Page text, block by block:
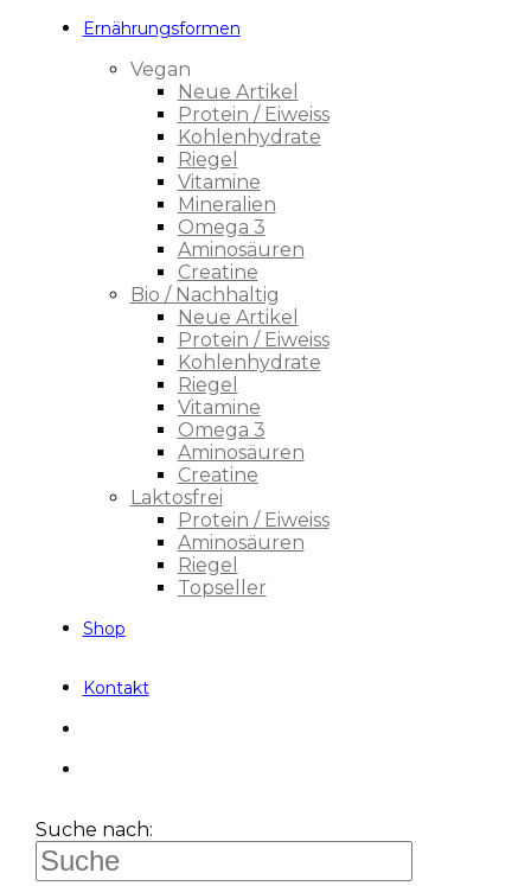
Ernährungsformen
Vegan
Neue Artikel
Protein / Eiweiss
Kohlenhydrate
Riegel
Vitamine
Mineralien
Omega 3
Aminosäuren
Creatine
Bio / Nachhaltig
Neue Artikel
Protein / Eiweiss
Kohlenhydrate
Riegel
Vitamine
Omega 3
Aminosäuren
Creatine
Laktosfrei
Protein / Eiweiss
Aminosäuren
Riegel
Topseller
Shop
Kontakt
Suche nach: